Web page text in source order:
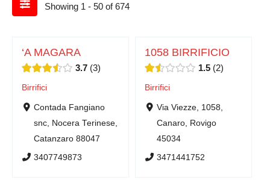
Showing 1 - 50 of 674
‘A MAGARA
3.7 3
Birrifici
Contada Fangiano
snc, Nocera Terinese,
Catanzaro 88047
3407749873
1058 BIRRIFICIO
1.5 2
Birrifici
Via Viezze, 1058,
Canaro, Rovigo
45034
3471441752